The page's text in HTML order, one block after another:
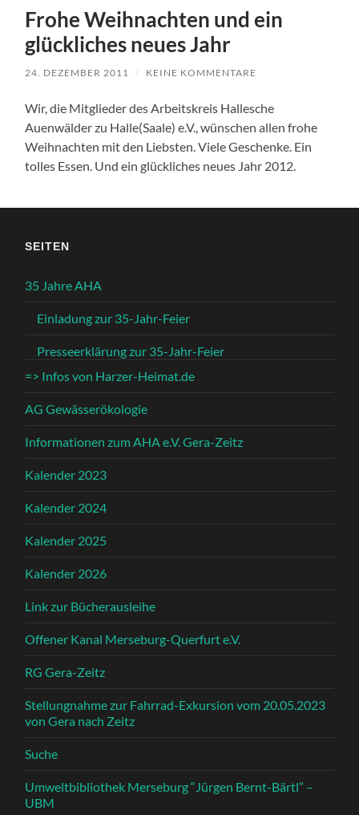
Frohe Weihnachten und ein
glückliches neues Jahr
24. DEZEMBER 2011 / KEINE KOMMENTARE
Wir, die Mitglieder des Arbeitskreis Hallesche
Auenwälder zu Halle(Saale) e.V., wünschen allen frohe
Weihnachten mit den Liebsten. Viele Geschenke. Ein
tolles Essen. Und ein glückliches neues Jahr 2012.
SEITEN
35 Jahre AHA
Einladung zur 35-Jahr-Feier
Presseerklärung zur 35-Jahr-Feier
=> Infos von Harzer-Heimat.de
AG Gewässerökologie
Informationen zum AHA e.V. Gera-Zeitz
Kalender 2023
Kalender 2024
Kalender 2025
Kalender 2026
Link zur Bücherausleihe
Offener Kanal Merseburg-Querfurt e.V.
RG Gera-Zeitz
Stellungnahme zur Fahrrad-Exkursion vom 20.05.2023
von Gera nach Zeitz
Suche
Umweltbibliothek Merseburg “Jürgen Bernt-Bärtl” –
UBM